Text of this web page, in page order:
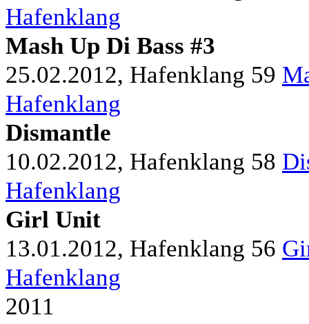
Hafenklang
Mash Up Di Bass #3
25.02.2012, Hafenklang 59
Hafenklang
Dismantle
10.02.2012, Hafenklang 58
Hafenklang
Girl Unit
13.01.2012, Hafenklang 56
Hafenklang
2011